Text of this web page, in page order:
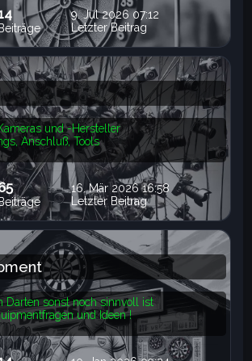
Beiträge
9. Jul 2026 07:12
Letzter Beitrag
und -Hersteller
Anschluß, Tools
16. Mär 2026 16:58
Letzter Beitrag
Darten sonst noch sinnvoll ist
und Ideen !